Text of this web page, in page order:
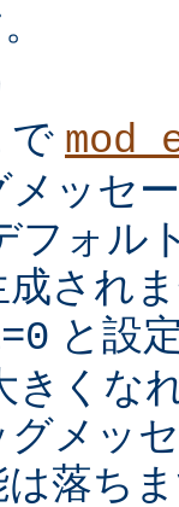
で
ッセ
フォル
成され
と設
きくな
メッ
落ち